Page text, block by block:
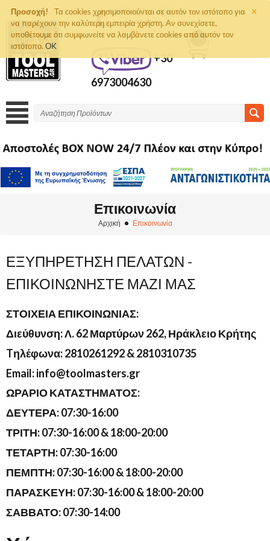
×
Προσοχή!
Τα cookies χρησιμοποιούνται σε αυτόν τον ιστότοπο για
να παρέχουν την καλύτερη εμπειρία χρήστη. Αν συνεχίσετε,
υποθέτουμε ότι συμφωνείτε να λαμβάνετε cookies από αυτόν τον
ιστότοπο. OK
+30 2810261292
ΤΗΛΈΦΩΝΟ
ΠΑΡΑΓΓΕΛΙΏΝ
+30
6973004630
0
Επικοινωνία
Αρχική Επικοινωνία
ΕΞΥΠΗΡΈΤΗΣΗ ΠΕΛΑΤΏΝ -
ΕΠΙΚΟΙΝΩΝΉΣΤΕ ΜΑΖΊ ΜΑΣ
ΣΤΟΙΧΕΙΑ ΕΠΙΚΟΙΝΩΝΙΑΣ:
Διεύθυνση: Λ. 62 Μαρτύρων 262, Ηράκλειο Κρήτης
Tηλέφωνα: 2810261292 & 2810310735
Email: info@toolmasters.gr
ΩΡΑΡΙΟ ΚΑΤΑΣΤΗΜΑΤΟΣ:
ΔΕΥΤΕΡΑ: 07:30-16:00
ΤΡΙΤΗ: 07:30-16:00 & 18:00-20:00
ΤΕΤΑΡΤΗ: 07:30-16:00
ΠΕΜΠΤΗ: 07:30-16:00 & 18:00-20:00
ΠΑΡΑΣΚΕΥΗ: 07:30-16:00 & 18:00-20:00
ΣΑΒΒΑΤΟ: 07:30-14:00